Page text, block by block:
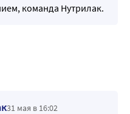
команда Нутрилак.
31 мая в 16:02